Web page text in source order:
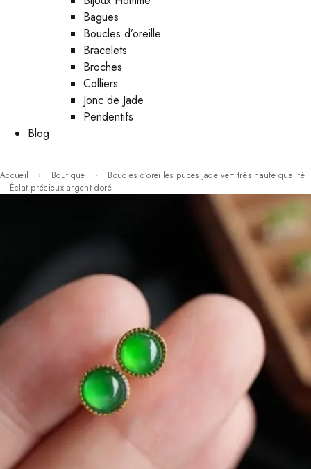
Bagues
Boucles d’oreille
Bracelets
Broches
Colliers
Jonc de Jade
Pendentifs
Blog
Accueil Boutique
Boucles d’oreilles puces jade vert très haute qualité
– Éclat précieux argent doré